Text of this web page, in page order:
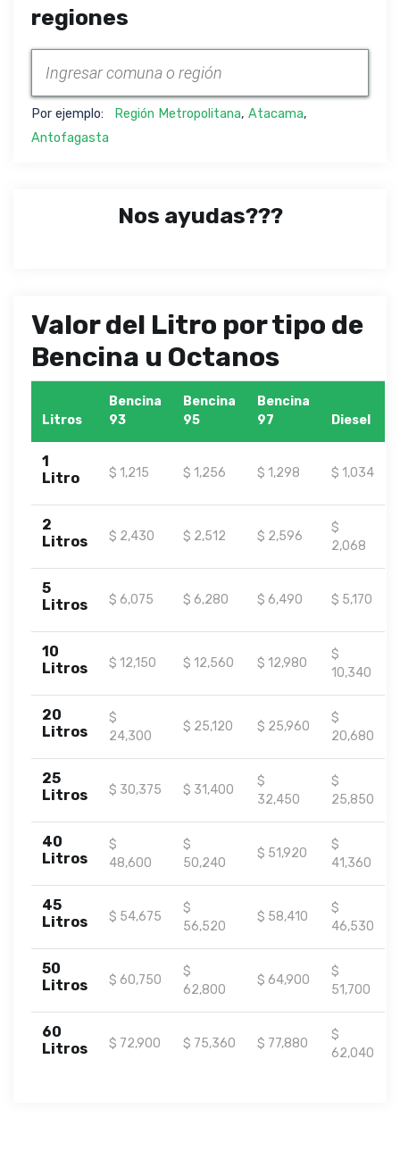
regiones
Por ejemplo: Región Metropolitana, Atacama,
Antofagasta
Nos ayudas???
Valor del Litro por tipo de
Bencina u Octanos
Litros
Bencina
93
Bencina
95
Bencina
97
Diesel
1
Litro
$ 1,215 $ 1,256 $ 1,298 $ 1,034
2
Litros
$ 2,430 $ 2,512 $ 2,596
$
2,068
5
Litros
$ 6,075 $ 6,280 $ 6,490 $ 5,170
10
Litros
$ 12,150 $ 12,560 $ 12,980
$
10,340
20
Litros
$
24,300
$ 25,120 $ 25,960
$
20,680
25
Litros
$ 30,375 $ 31,400
$
32,450
$
25,850
40
Litros
$
48,600
$
50,240
$ 51,920
$
41,360
45
Litros
$ 54,675
$
56,520
$ 58,410
$
46,530
50
Litros
$ 60,750
$
62,800
$ 64,900
$
51,700
60
Litros
$ 72,900 $ 75,360 $ 77,880
$
62,040